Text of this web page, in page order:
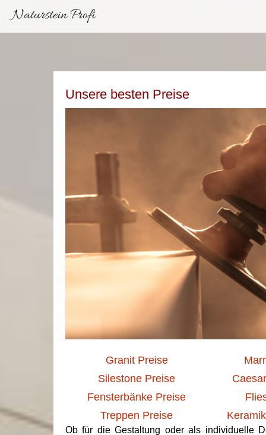
Naturstein Profi
Unsere besten Preise
Granit Preise
Silestone Preise
Fensterbänke Preise
Treppen Preise
Ob für die Gestaltung oder als individuelle